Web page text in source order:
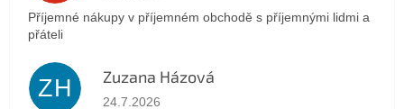
Příjemné nákupy v příjemném obchodě s příjemnými lidmi a
přáteli
ZH Zuzana Házová
Az áruház értékelése 5-ből 5 csillag.
24.7.2026